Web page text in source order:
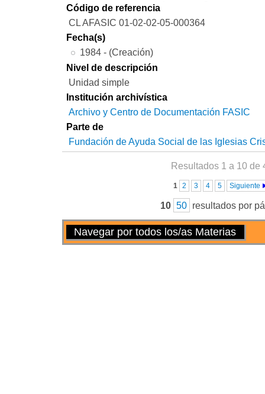
Código de referencia
CL AFASIC 01-02-02-05-000364
Fecha(s)
1984 - (Creación)
Nivel de descripción
Unidad simple
Institución archivística
Archivo y Centro de Documentación FASIC
Parte de
Fundación de Ayuda Social de las Iglesias
Resultados 1 a 10 de
1 2 3 4 5 Siguiente
10 50 resultados por
Acciones
Navegar por todos los/as Materias